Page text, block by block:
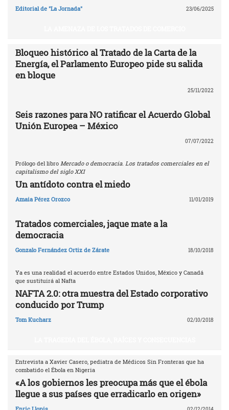
Editorial de "La Jornada" 23/06/2025
Bloqueo histórico al Tratado de la Carta de la
Energía, el Parlamento Europeo pide su salida
en bloque
25/11/2022
Seis razones para NO ratificar el Acuerdo Global
Unión Europea – México
07/07/2022
Prólogo del libro Mercado o democracia. Los tratados comerciales en el
capitalismo del siglo XXI
Un antídoto contra el miedo
Amaia Pérez Orozco 11/01/2019
Tratados comerciales, jaque mate a la
democracia
Gonzalo Fernández Ortiz de Zárate 18/10/2018
Ya es una realidad el acuerdo entre Estados Unidos, México y Canadá
que sustituirá al Nafta
NAFTA 2.0: otra muestra del Estado corporativo
conducido por Trump
Tom Kucharz 02/10/2018
Entrevista a Xavier Casero, pediatra de Médicos Sin Fronteras que ha
combatido el Ébola en Nigeria
«A los gobiernos les preocupa más que el ébola
llegue a sus países que erradicarlo en origen»